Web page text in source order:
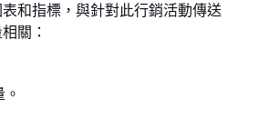
和指標，與針對此行銷活動傳送
關：